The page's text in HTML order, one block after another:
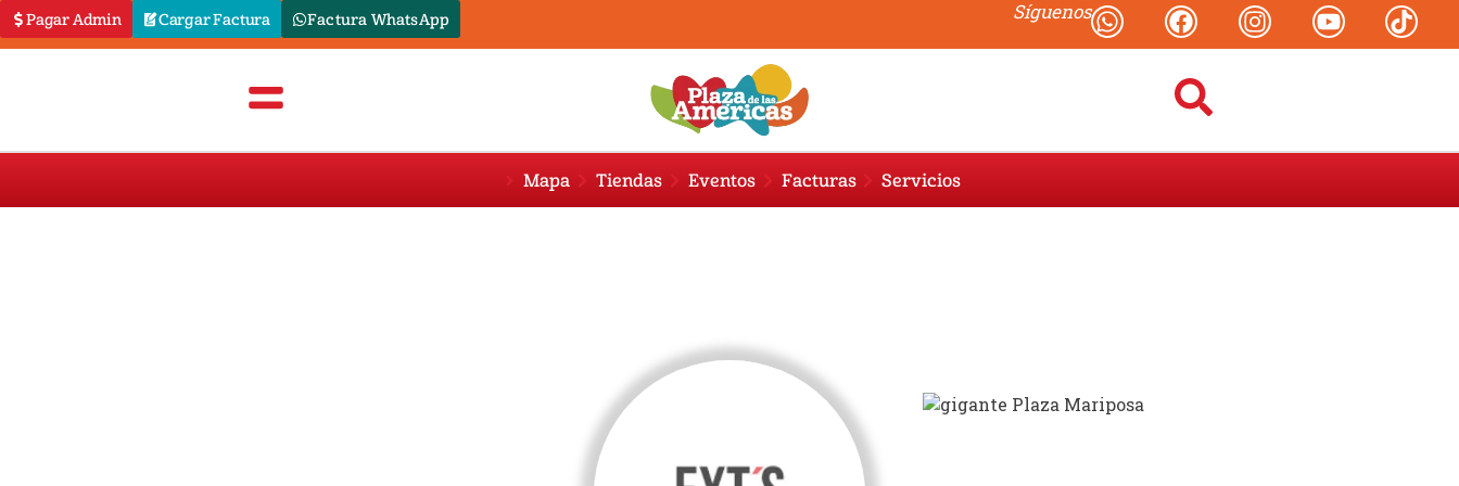
Pagar Admin Cargar Factura Factura WhatsApp Síguenos
Mapa Tiendas Eventos Facturas Servicios